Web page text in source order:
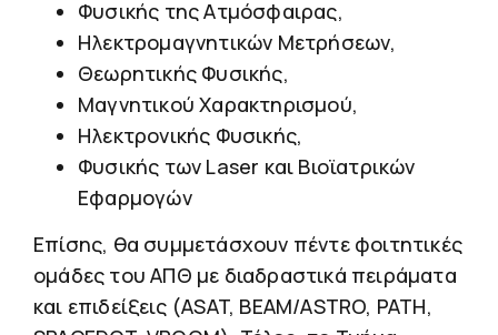
Φυσικής της Ατμόσφαιρας,
Ηλεκτρομαγνητικών Μετρήσεων,
Θεωρητικής Φυσικής,
Μαγνητικού Χαρακτηρισμού,
Ηλεκτρονικής Φυσικής,
Φυσικής των Laser και Βιοϊατρικών
Εφαρμογών
Επίσης, θα συμμετάσχουν πέντε φοιτητικές
ομάδες του ΑΠΘ με διαδραστικά πειράματα
και επιδείξεις (ASAT, ΒΕΑΜ/ASTRO, PATH,